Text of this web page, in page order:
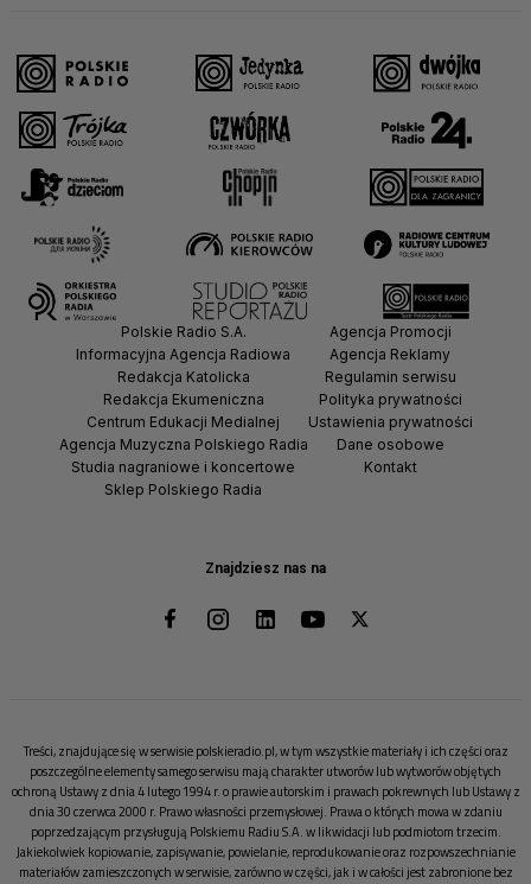
Znajdziesz nas na
Polskie Radio S.A.
Informacyjna Agencja Radiowa
Redakcja Katolicka
Redakcja Ekumeniczna
Centrum Edukacji Medialnej
Agencja Muzyczna Polskiego Radia
Studia nagraniowe i koncertowe
Sklep Polskiego Radia
Agencja Promocji
Agencja Reklamy
Regulamin serwisu
Polityka prywatności
Ustawienia prywatności
Dane osobowe
Kontakt
Treści, znajdujące się w serwisie polskieradio.pl, w tym wszystkie materiały i ich części oraz
poszczególne elementy samego serwisu mają charakter utworów lub wytworów objętych
ochroną Ustawy z dnia 4 lutego 1994 r. o prawie autorskim i prawach pokrewnych lub Ustawy z
dnia 30 czerwca 2000 r. Prawo własności przemysłowej. Prawa o których mowa w zdaniu
poprzedzającym przysługują Polskiemu Radiu S.A. w likwidacji lub podmiotom trzecim.
Jakiekolwiek kopiowanie, zapisywanie, powielanie, reprodukowanie oraz rozpowszechnianie
materiałów zamieszczonych w serwisie, zarówno w części, jak i w całości jest zabronione bez